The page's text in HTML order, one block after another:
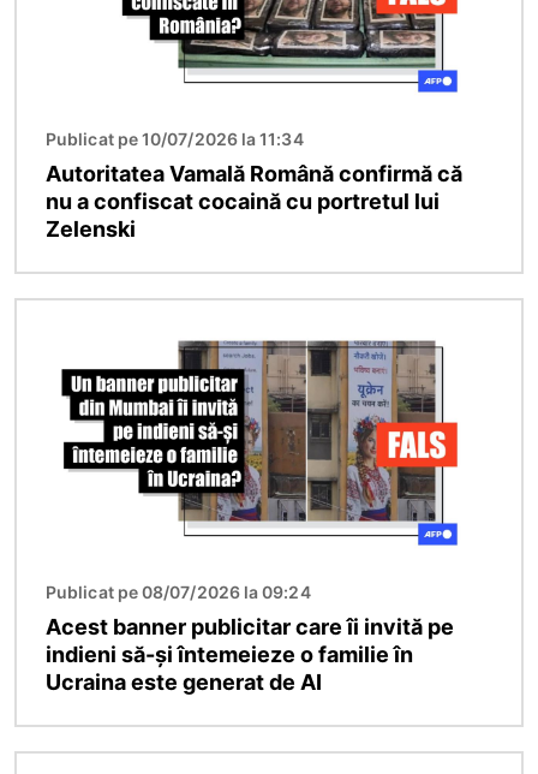
Publicat pe 10/07/2026 la 11:34
Autoritatea Vamală Română confirmă că
nu a confiscat cocaină cu portretul lui
Zelenski
Publicat pe 08/07/2026 la 09:24
Acest banner publicitar care îi invită pe
indieni să-și întemeieze o familie în
Ucraina este generat de AI